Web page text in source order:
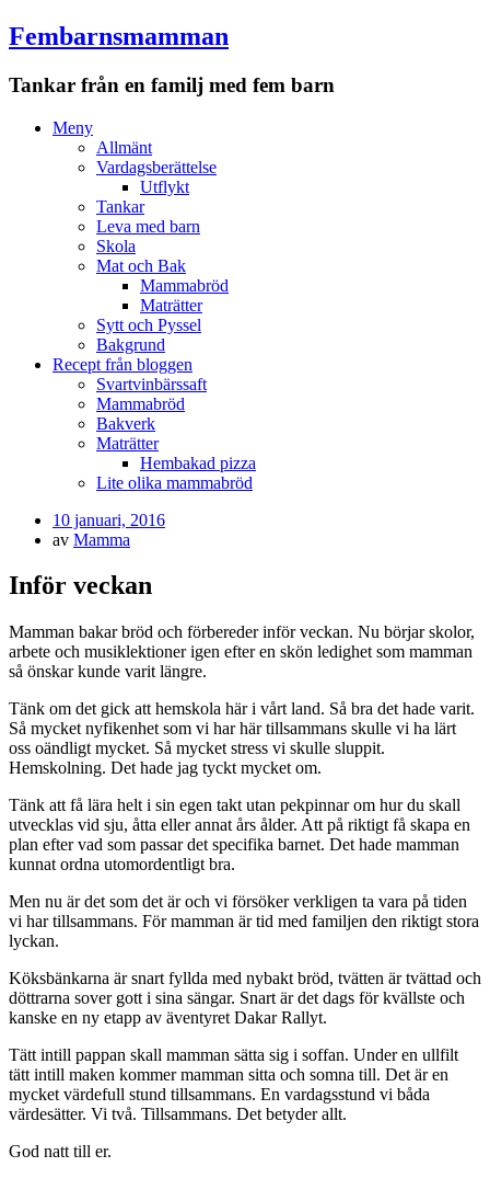
Fembarnsmamman
Tankar från en familj med fem barn
Meny
HoppaMeny
Allmänt
Vardagsberättelse
Utflykt
Tankar
Leva med barn
Skola
Mat och Bak
Mammabröd
Maträtter
Sytt och Pyssel
Bakgrund
Recept från bloggen
Svartvinbärssaft
Mammabröd
Bakverk
Maträtter
Hembakad pizza
Lite olika mammabröd
Publicerad
den
10 januari, 2016
av Mamma
Inför veckan
Mamman bakar bröd och förbereder inför veckan. Nu börjar skolor,
arbete och musiklektioner igen efter en skön ledighet som mamman
så önskar kunde varit längre.
Tänk om det gick att hemskola här i vårt land. Så bra det hade varit.
Så mycket nyfikenhet som vi har här tillsammans skulle vi ha lärt
oss oändligt mycket. Så mycket stress vi skulle sluppit.
Hemskolning. Det hade jag tyckt mycket om.
Tänk att få lära helt i sin egen takt utan pekpinnar om hur du skall
utvecklas vid sju, åtta eller annat års ålder. Att på riktigt få skapa en
plan efter vad som passar det specifika barnet. Det hade mamman
kunnat ordna utomordentligt bra.
Men nu är det som det är och vi försöker verkligen ta vara på tiden
vi har tillsammans. För mamman är tid med familjen den riktigt stora
lyckan.
Köksbänkarna är snart fyllda med nybakt bröd, tvätten är tvättad och
döttrarna sover gott i sina sängar. Snart är det dags för kvällste och
kanske en ny etapp av äventyret Dakar Rallyt.
Tätt intill pappan skall mamman sätta sig i soffan. Under en ullfilt
tätt intill maken kommer mamman sitta och somna till. Det är en
mycket värdefull stund tillsammans. En vardagsstund vi båda
värdesätter. Vi två. Tillsammans. Det betyder allt.
God natt till er.